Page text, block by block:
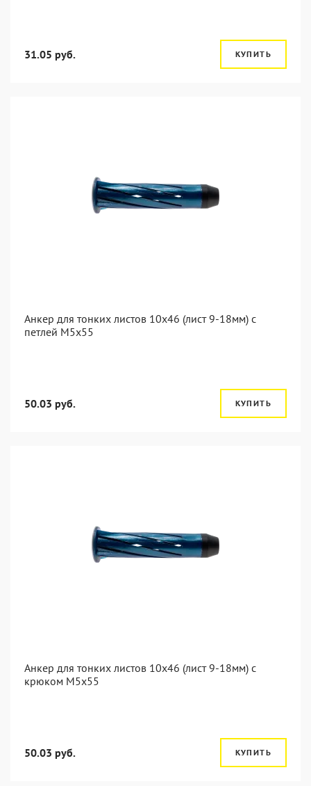
31.05 руб. КУПИТЬ
Анкер для тонких листов 10x46 (лист 9-18мм) с
петлей M5x55
50.03 руб. КУПИТЬ
Анкер для тонких листов 10x46 (лист 9-18мм) с
крюком M5x55
50.03 руб. КУПИТЬ